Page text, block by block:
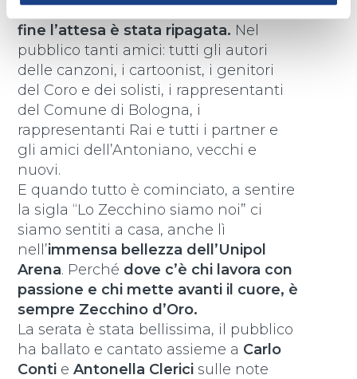
preparano tante torte e si aspetta.Alla
fine l’attesa è stata ripagata. Nel
pubblico tanti amici: tutti gli autori
delle canzoni, i cartoonist, i genitori
del Coro e dei solisti, i rappresentanti
del Comune di Bologna, i
rappresentanti Rai e tutti i partner e
gli amici dell’Antoniano, vecchi e
nuovi.
E quando tutto è cominciato, a sentire
la sigla “Lo Zecchino siamo noi” ci
siamo sentiti a casa, anche lì
nell’immensa bellezza dell’Unipol
Arena. Perché dove c’è chi lavora con
passione e chi mette avanti il cuore, è
sempre Zecchino d’Oro.
La serata è stata bellissima, il pubblico
ha ballato e cantato assieme a Carlo
Conti eAntonella Clerici sulle note